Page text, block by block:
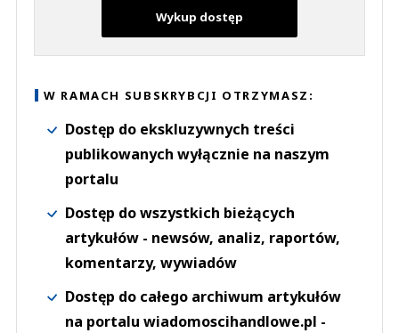
Wykup dostęp
W RAMACH SUBSKRYBCJI OTRZYMASZ:
Dostęp do ekskluzywnych treści
publikowanych wyłącznie na naszym
portalu
Dostęp do wszystkich bieżących
artykułów - newsów, analiz, raportów,
komentarzy, wywiadów
Dostęp do całego archiwum artykułów
na portalu wiadomoscihandlowe.pl -